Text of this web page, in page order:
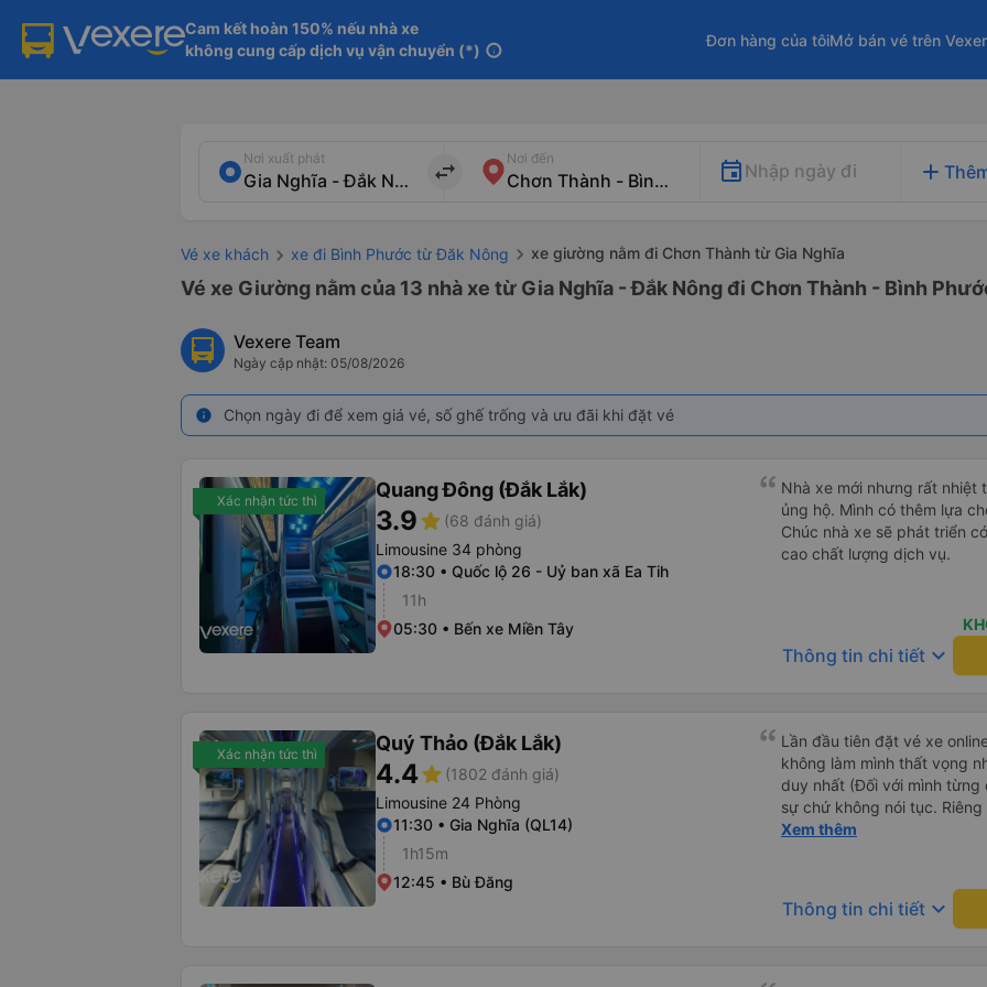
Cam kết hoàn 150% nếu nhà xe
không cung cấp dịch vụ vận chuyển (*) info
Đơn hàng của tôiMở bán vé trên
Nơi xuất phát
import_export
Nơi đến
Nhập ngày đi add
Vé xe khách xe đi Bình Phước từ Đăk Nông xe giường nằm đi Chơn Thành từ Gia Nghĩa
Vé xe Giường nằm của 13 nhà xe từ Gia Nghĩa - Đắk Nông đi Chơn Thành - Bình
Vexere Team
Ngày cập nhật: 05/08/2026
info Chọn ngày đi để xem giá vé, số ghế trống và ưu đãi khi đặt vé
Xác nhận tức thì Quang Đông (Đắk Lắk)
3.9star (68 đánh giá)
Limousine 34 phòng
18:30 • Quốc lộ 26 - Uỷ ban xã Ea Tih
11h
05:30 • Bến xe Miền Tây
Nhà xe mới nhưng rất nhiệt
ủng hộ. Mình có thêm lựa
Chúc nhà xe sẽ phát triển
cao chất lượng dịch vụ.
Thông tin chi tiết keyboard_arrow_down
Xác nhận tức thì Quý Thảo (Đắk Lắk)
4.4star (1802 đánh giá)
Limousine 24 Phòng
11:30 • Gia Nghĩa (QL14)
1h15m
12:45 • Bù Đăng
Lần đầu tiên đặt vé xe
không làm mình thất vọng
duy nhất (Đối với mình từng
sự chứ không nói tục.
rồi. Chú tài xế còn uống
Xem thêm
Thông tin chi tiết keyboard_arrow_down